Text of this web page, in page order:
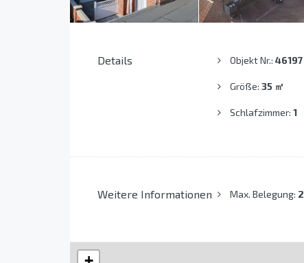
Details Objekt Nr.: 46197
Größe: 35 ㎡
Schlafzimmer: 1
Weitere Informationen Max. Belegung: 2